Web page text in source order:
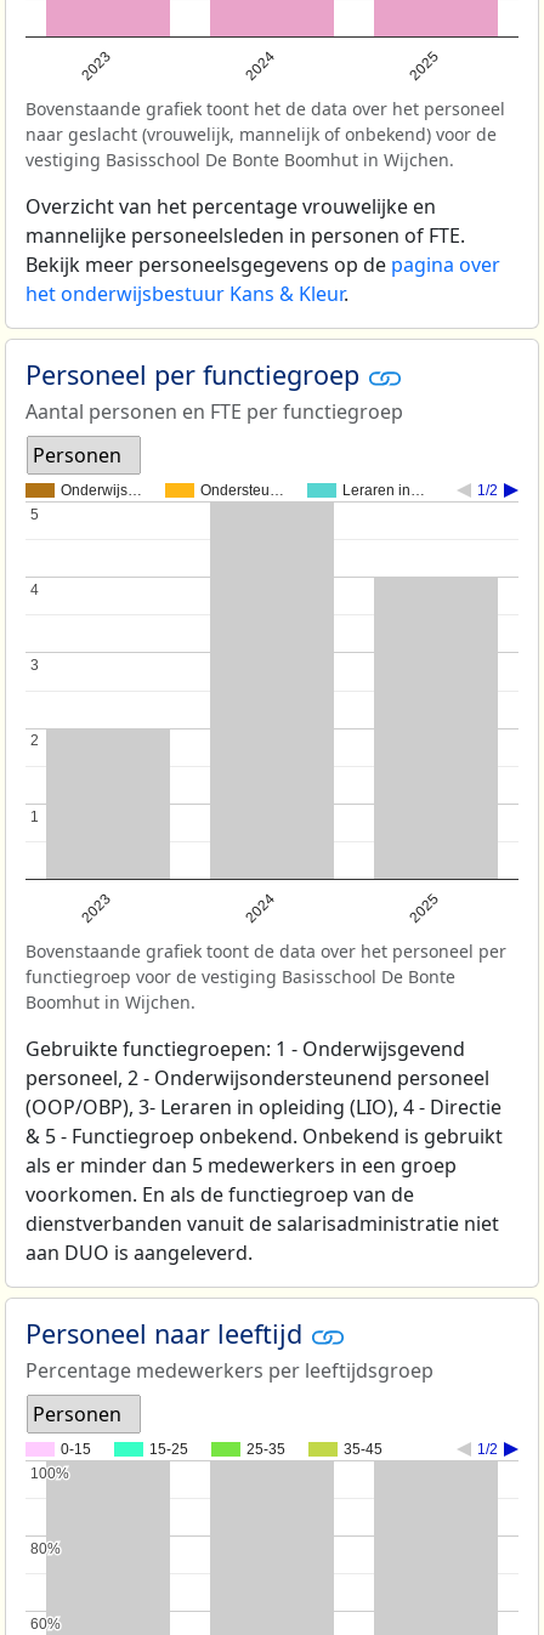
2023 2024 2025
Bovenstaande grafiek toont het de data over het personeel
naar geslacht (vrouwelijk, mannelijk of onbekend) voor de
vestiging Basisschool De Bonte Boomhut in Wijchen.
Overzicht van het percentage vrouwelijke en
mannelijke personeelsleden in personen of FTE.
Bekijk meer personeelsgegevens op de pagina over
het onderwijsbestuur Kans & Kleur.
Personeel per functiegroep
Aantal personen en FTE per functiegroep
Personen
Onderwijs… Ondersteu… Leraren in… 1/2
2023 2024 2025
11
2
2
3
3
4
4
5
5
Bovenstaande grafiek toont de data over het personeel per
functiegroep voor de vestiging Basisschool De Bonte
Boomhut in Wijchen.
Gebruikte functiegroepen: 1 - Onderwijsgevend
personeel, 2 - Onderwijsondersteunend personeel
(OOP/OBP), 3- Leraren in opleiding (LIO), 4 - Directie
& 5 - Functiegroep onbekend. Onbekend is gebruikt
als er minder dan 5 medewerkers in een groep
voorkomen. En als de functiegroep van de
dienstverbanden vanuit de salarisadministratie niet
aan DUO is aangeleverd.
Personeel naar leeftijd
Percentage medewerkers per leeftijdsgroep
Personen
0-15 15-25 25-35 35-45 1/2
60%
60%
80%
80%
100%
100%